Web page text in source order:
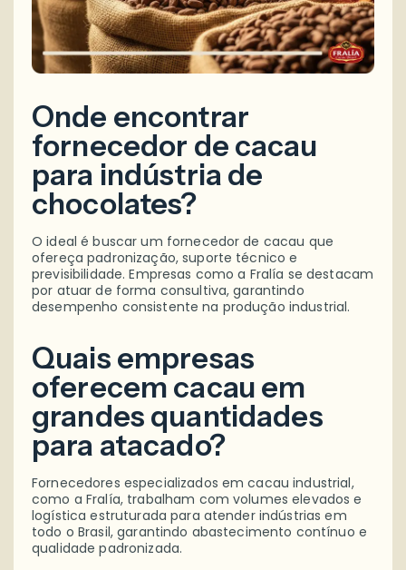
Onde encontrar
fornecedor de cacau
para indústria de
chocolates?
O ideal é buscar um fornecedor de cacau que
ofereça padronização, suporte técnico e
previsibilidade. Empresas como a Fralía se destacam
por atuar de forma consultiva, garantindo
desempenho consistente na produção industrial.
Quais empresas
oferecem cacau em
grandes quantidades
para atacado?
Fornecedores especializados em cacau industrial,
como a Fralía, trabalham com volumes elevados e
logística estruturada para atender indústrias em
todo o Brasil, garantindo abastecimento contínuo e
qualidade padronizada.